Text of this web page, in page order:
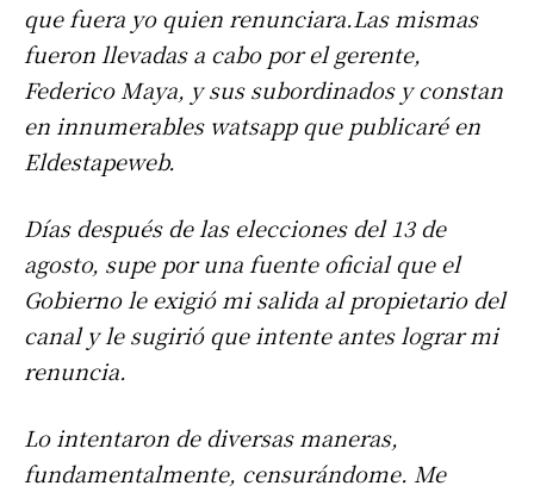
que fuera yo quien renunciara.Las mismas
fueron llevadas a cabo por el gerente,
Federico Maya, y sus subordinados y constan
en innumerables watsapp que publicaré en
Eldestapeweb.
Días después de las elecciones del 13 de
agosto, supe por una fuente oficial que el
Gobierno le exigió mi salida al propietario del
canal y le sugirió que intente antes lograr mi
renuncia.
Lo intentaron de diversas maneras,
fundamentalmente, censurándome. Me